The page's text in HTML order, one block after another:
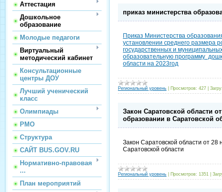
Аттестация
Дошкольное
образование
Молодые педагоги
Виртуальный
методический кабинет
Консультационные
центры ДОУ
Лучший ученический
класс
Олимпиады
РМО
Структура
САЙТ BUS.GOV.RU
Нормативно-правовая
...
План мероприятий
приказ министерства
Приказ Министерства
установлении среднего размера
государственных и
образовательную программу
области на 2023год
Региональный уровень Просмотров: 427
Закон Саратовской области
образовании в Саратовской
Закон Саратовской области от
Саратовской области
Региональный уровень Просмотров: 1351